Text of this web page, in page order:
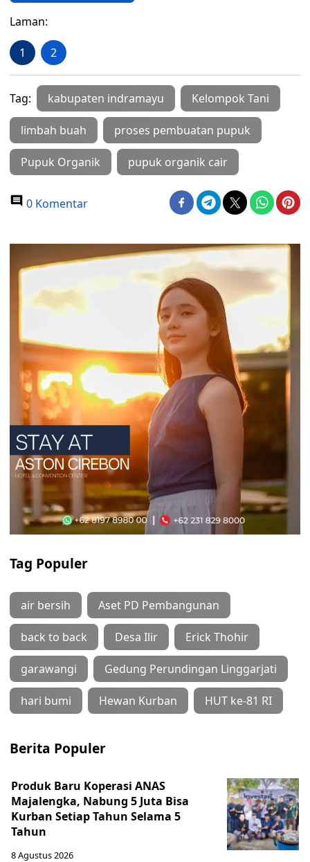
Laman:
1 2
Tag: kabupaten indramayu Kelompok Tani
limbah buah proses pembuatan pupuk
Pupuk Organik pupuk organik cair
0 Komentar
Tag Populer
air bersih Aset PD Pembangunan
back to back Desa Ilir Erick Thohir
garawangi Gedung Perundingan Linggarjati
hari bumi Hewan Kurban HUT ke-81 RI
Berita Populer
Produk Baru Koperasi ANAS
Majalengka, Nabung 5 Juta Bisa
Kurban Setiap Tahun Selama 5
Tahun
8 Agustus 2026